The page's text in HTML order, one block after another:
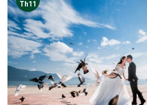
Th11